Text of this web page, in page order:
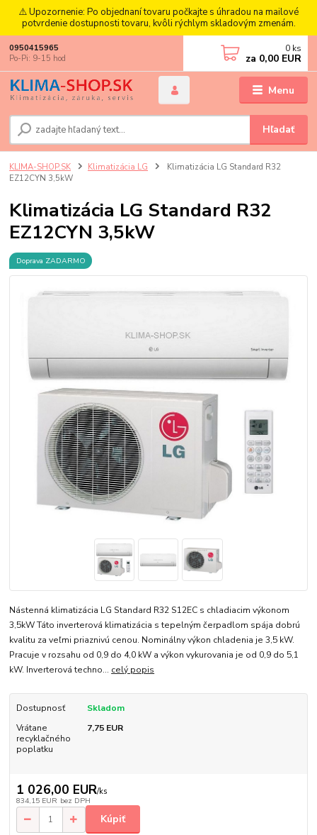
⚠️ Upozornenie: Po objednaní tovaru počkajte s úhradou na mailové
potvrdenie dostupnosti tovaru, kvôli rýchlym skladovým zmenám.
Menu
Hľadať
0950415965
Po-Pi: 9-15 hod
0 ks
za 0,00 EUR
KLIMA-SHOP.SK Klimatizácia LG
Klimatizácia LG Standard R32
EZ12CYN 3,5kW
Klimatizácia LG Standard R32
EZ12CYN 3,5kW
Doprava ZADARMO
Nástenná klimatizácia LG Standard R32 S12EC s chladiacim výkonom
3,5kW Táto inverterová klimatizácia s tepelným čerpadlom spája dobrú
kvalitu za veľmi priaznivú cenou. Nominálny výkon chladenia je 3,5 kW.
Pracuje v rozsahu od 0,9 do 4,0 kW a výkon vykurovania je od 0,9 do 5,1
kW. Inverterová techno... celý popis
Dostupnosť
Skladom
Vrátane
recyklačného
poplatku
7,75 EUR
1 026,00 EUR/ks
834,15 EUR bez DPH
Kúpiť